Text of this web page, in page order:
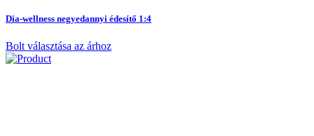
Dia-wellness negyedannyi édesítő 1:4
Bolt választása az árhoz